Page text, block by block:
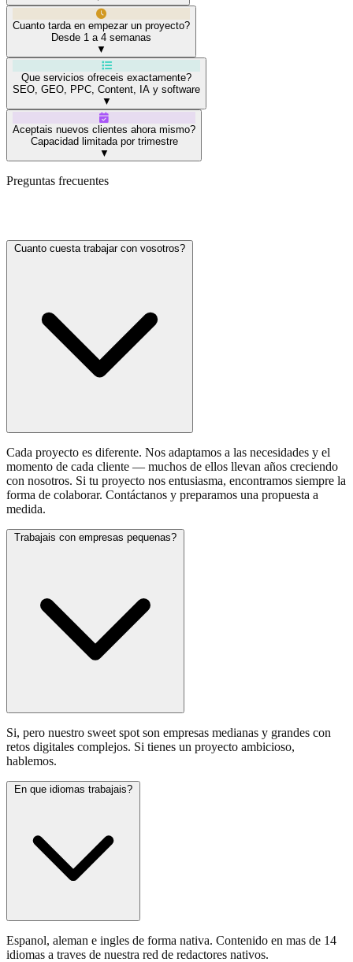
Cuanto tarda en empezar un proyecto?
Desde 1 a 4 semanas
▼
Que servicios ofreceis exactamente?
SEO, GEO, PPC, Content, IA y software
▼
Aceptais nuevos clientes ahora mismo?
Capacidad limitada por trimestre
▼
Preguntas frecuentes
Cuanto cuesta trabajar con vosotros?
Cada proyecto es diferente. Nos adaptamos a las necesidades y el
momento de cada cliente — muchos de ellos llevan años creciendo
con nosotros. Si tu proyecto nos entusiasma, encontramos siempre la
forma de colaborar. Contáctanos y preparamos una propuesta a
medida.
Trabajais con empresas pequenas?
Si, pero nuestro sweet spot son empresas medianas y grandes con
retos digitales complejos. Si tienes un proyecto ambicioso,
hablemos.
En que idiomas trabajais?
Espanol, aleman e ingles de forma nativa. Contenido en mas de 14
idiomas a traves de nuestra red de redactores nativos.